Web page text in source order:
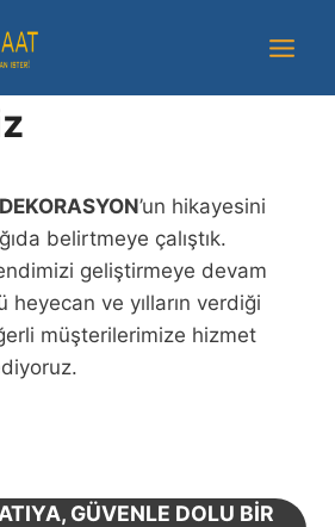
’un hikayesini
belirtmeye çalıştık.
geliştirmeye devam
heyecan ve yılların verdiği
müşterilerimize hizmet
GÜVENLE DOLU BIR